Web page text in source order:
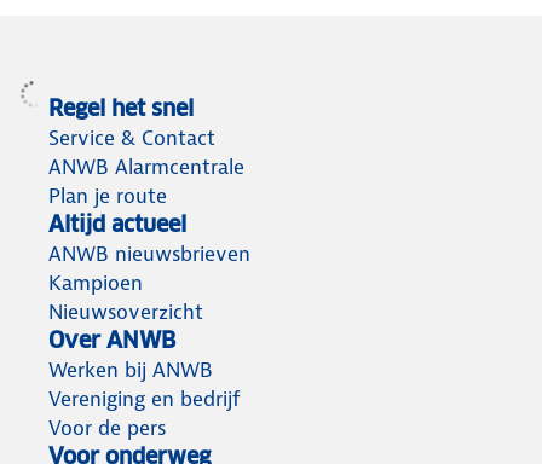
Regel het snel
Service & Contact
ANWB Alarmcentrale
Plan je route
Altijd actueel
ANWB nieuwsbrieven
Kampioen
Nieuwsoverzicht
Over ANWB
Werken bij ANWB
Vereniging en bedrijf
Voor de pers
Voor onderweg